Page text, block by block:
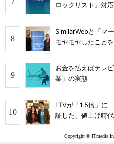
ロックリスト」対
SimilarWebと「マ
モヤモヤしたこと
お金を払えばテレ
業」の実態
LTVが「1.5倍」に
証した、値上げ時
Copyright © ITmedia